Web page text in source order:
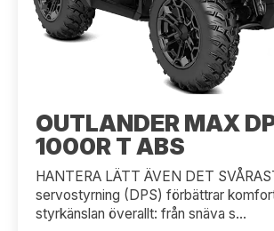
OUTLANDER MAX
1000R T ABS
HANTERA LÄTT ÄVEN DET
servostyrning (DPS) förbättrar
styrkänslan överallt: från snäva s...